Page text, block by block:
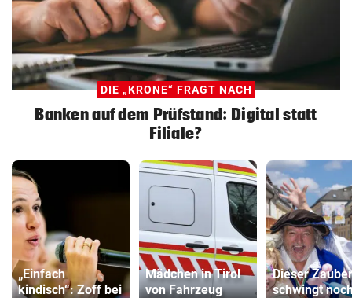
DIE „KRONE“ FRAGT NACH
Banken auf dem Prüfstand: Digital statt
Filiale?
„Einfach
kindisch“: Zoff bei
Mädchen in Tirol
von Fahrzeug
Dieser Zauber
schwingt